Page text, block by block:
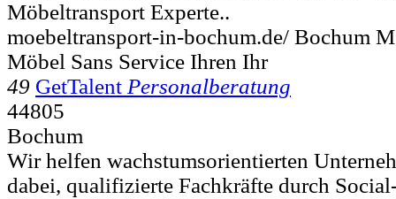
Möbeltransport Experte..
moebeltransport-in-bochum.de/ Bochum
Möbel Sans Service Ihren Ihr
49 GetTalent Personalberatung
44805
Bochum
Wir helfen wachstumsorientierten
dabei, qualifizierte Fachkräfte durch